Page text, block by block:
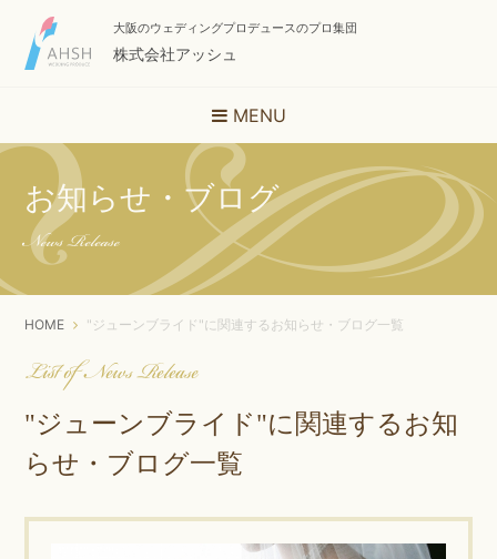
大阪のウェディングプロデュースのプロ集団
株式会社アッシュ
MENU
お知らせ・ブログ
News Release
HOME "ジューンブライド"に関連するお知らせ・ブログ一覧
List of News Release
"ジューンブライド"に関連するお知
らせ・ブログ一覧